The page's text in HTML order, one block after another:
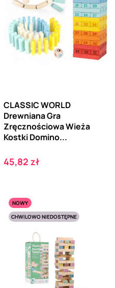
CLASSIC WORLD
Drewniana Gra
Zręcznościowa Wieża
Kostki Domino...
Cena
45,82 zł
NOWY
CHWILOWO NIEDOSTĘPNE